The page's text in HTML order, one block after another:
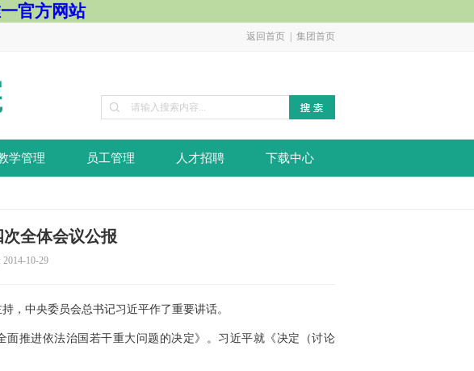
官方网站
返回首页 集团首页
学管理 员工管理 人才招聘 下载中心
全体会议公报
10-29
，中央委员会总书记习近平作了重要讲话。
推进依法治国若干重大问题的决定》。习近平就《决定（讨论